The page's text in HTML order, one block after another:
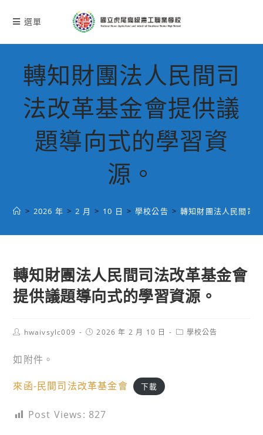
選單
轉知財團法人民間司
法改革基金會提供議
題導向式的學習資
源。
> 2026 年 > 2 月 > 10 日 > 學校公告 > 轉知財團法人民間司
轉知財團法人民間司法改革基金會
提供議題導向式的學習資源。
Posthwaivsylc009
Post2026 年 2 月 10 日
Post學校公告
如附件。
來函-民間司法改革基金會 下載
Post Views: 827